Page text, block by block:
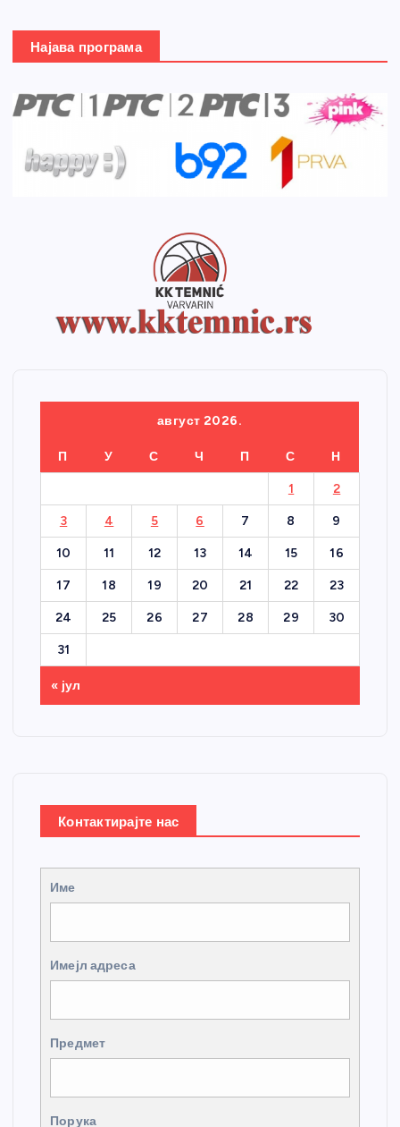
Најава програма
август 2026.
П У С Ч П С Н
1 2
3 4 5 6 7 8 9
10 11 12 13 14 15 16
17 18 19 20 21 22 23
24 25 26 27 28 29 30
31
« јул
Контактирајте нас
Име
Имејл адреса
Предмет
Порука